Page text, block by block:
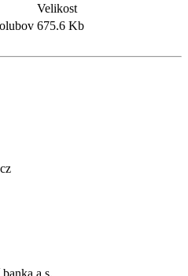
Velikost
675.6 Kb
a.s.